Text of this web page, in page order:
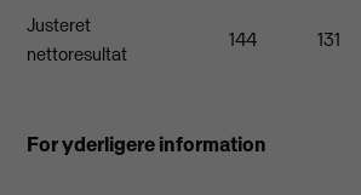
Justeret
nettoresultat
144 131
For yderligere information